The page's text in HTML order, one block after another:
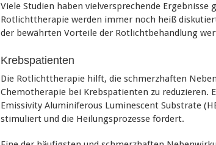
Viele Studien haben vielversprechende Ergebnisse
Rotlichttherapie werden immer noch heiß
der bewährten Vorteile der Rotlichtbehandlung
Krebspatienten
Die Rotlichttherapie hilft, die schmerzhaften
Chemotherapie bei Krebspatienten zu reduzieren.
Emissivity Aluminiferous Luminescent Substrate
stimuliert und die Heilungsprozesse fördert.